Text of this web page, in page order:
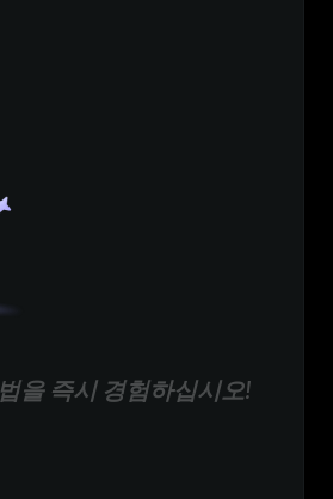
을 즉시 경험하십시오!